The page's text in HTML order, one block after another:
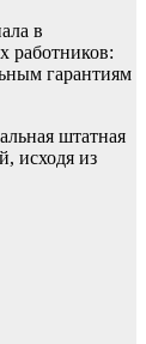
в
работников:
гарантиям
штатная
исходя из